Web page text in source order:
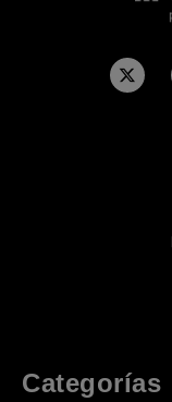
Categorías